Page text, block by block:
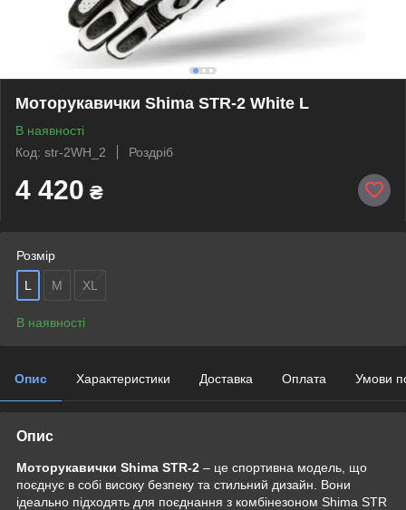
Моторукавички Shima STR-2 White L
В наявності
Код: str-2WH_2
Роздріб
4 420 ₴
Розмір
L M XL
В наявності
Опис Характеристики Доставка Оплата Умови
Опис
Моторукавички Shima STR-2 – це спортивна модель, що
поєднує в собі високу безпеку та стильний дизайн. Вони
ідеально підходять для поєднання з комбінезоном Shima STR